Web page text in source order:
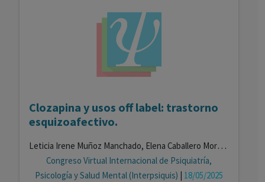
Clozapina y usos off label: trastorno
esquizoafectivo.
Leticia Irene Muñoz Manchado, Elena Caballero Moreno, Marta Naranjo Acosta
Congreso Virtual Internacional de Psiquiatría,
Psicología y Salud Mental (Interpsiquis) | 18/05/2025